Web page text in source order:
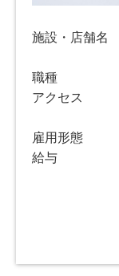
施設・店舗名
職種
アクセス
雇用形態
給与